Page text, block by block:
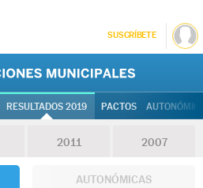
SUSCRÍBETE
RESULTADOS 2019 PACTOS
2011 2007
AUTONÓMICAS